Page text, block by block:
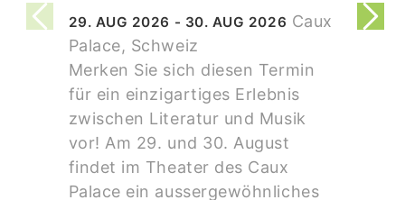
29. AUG 2026 - 30. AUG 2026 Caux
Palace, Schweiz
Merken Sie sich diesen Termin
für ein einzigartiges Erlebnis
zwischen Literatur und Musik
vor! Am 29. und 30. August
findet im Theater des Caux
Palace ein aussergewöhnliches